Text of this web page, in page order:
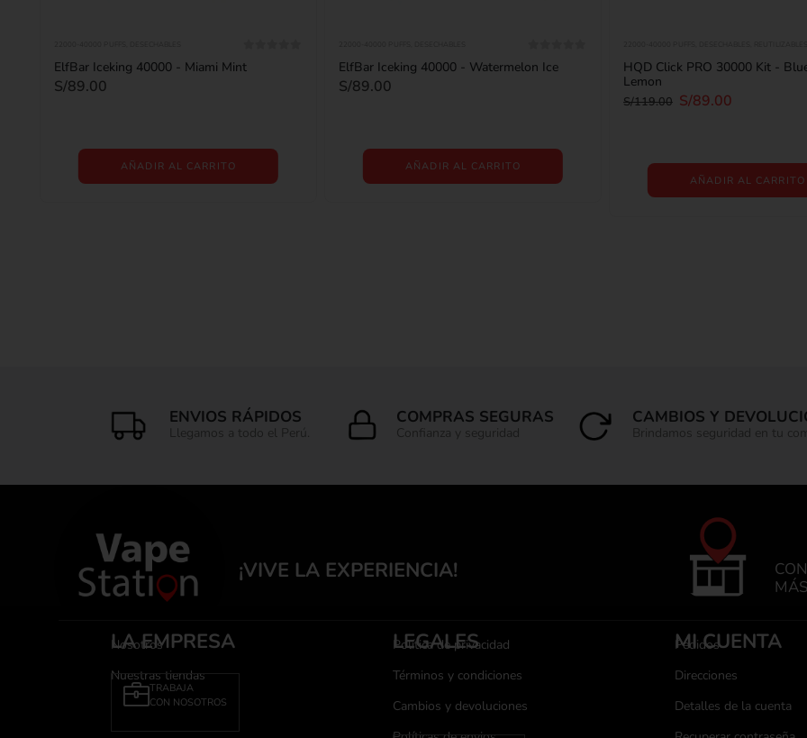
ElfBar Iceking 40000 - Miami Mint
S/89.00
AÑADIR AL CARRITO
ElfBar Iceking 40000 - Watermelon Ice
S/89.00
AÑADIR AL CARRITO
HQD Click PRO 30000 Kit -
Lemon
S/119.00 S/89.00
AÑADIR AL CARRITO
ENVIOS RÁPIDOS
Llegamos a todo el Perú.
COMPRAS SEGURAS
Confianza y seguridad
CAMBIOS Y
Brindamos seguridad en tu
¡VIVE LA EXPERIENCIA!
LA EMPRESA
Nosotros
Nuestras tiendas
TRABAJA
CON NOSOTROS
LEGALES
Política de privacidad
Términos y condiciones
Cambios y devoluciones
MI CUENTA
Pedidos
Direcciones
Detalles de la cuenta